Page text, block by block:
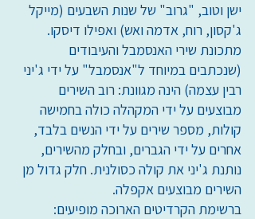
ישן וטוב, "גרוב" של שנות השבעים (מייקל
ג'קסון, רוח, אדמה ואש) ואפילו דיסקו.
מתכונת שירי האנסמבל והעיבודים
(שנכתבים במיוחד ל"אנסמבל" על ידי ג'יני
רבין עצמה) הינה מגוונת: רוב השירים
מבוצעים על ידי המקהלה כולה בחמישה
קולות, מספר שירים על ידי הנשים בלבד,
אחרים על ידי הגברים, ובחלק מהשירים,
נותנת ג'יני את קולה כסולנית. חלק גדול מן
השירים מבוצעים אקפלה.
ברשימת הקרדיטים הארוכה מופיעים: